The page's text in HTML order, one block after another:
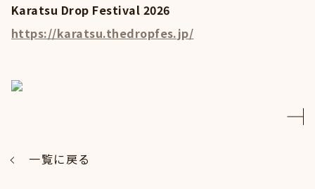
Karatsu Drop Festival 2026
https://karatsu.thedropfes.jp/
一覧に戻る